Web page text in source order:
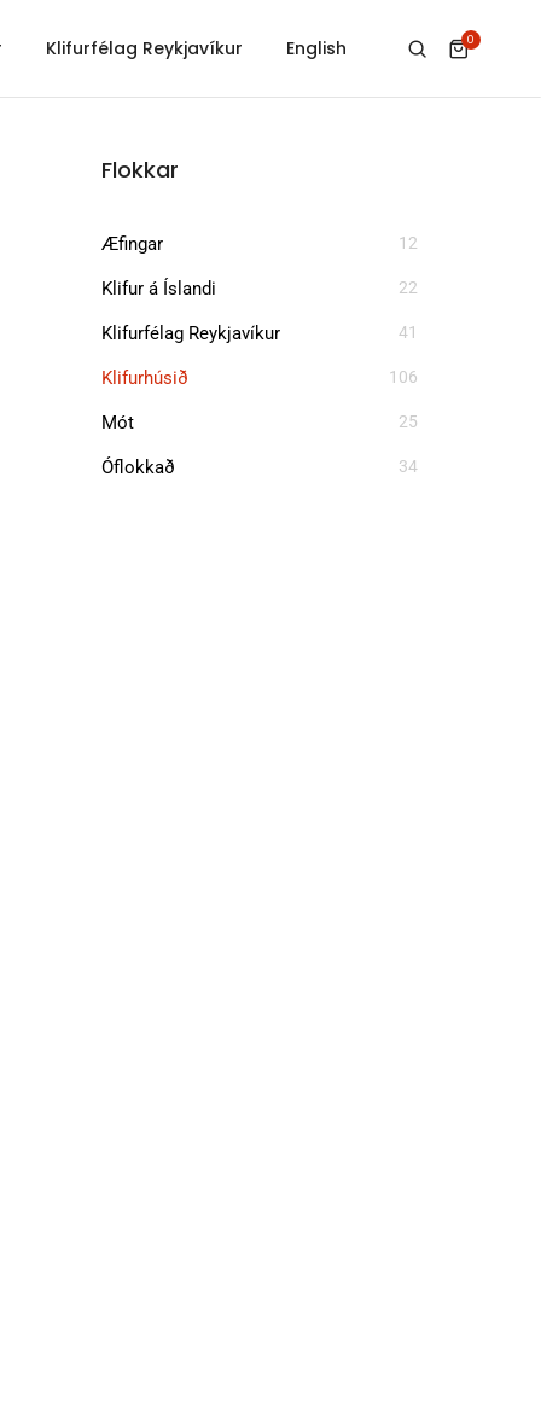
Klifurfélag Reykjavíkur English 0
Flokkar
Æfingar 12
Klifur á Íslandi 22
Klifurfélag Reykjavíkur 41
Klifurhúsið 106
Mót 25
Óflokkað 34